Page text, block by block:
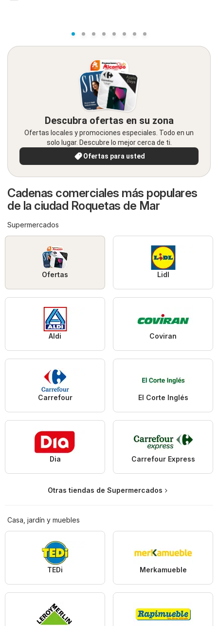
Descubra ofertas en su zona
Ofertas locales y promociones especiales. Todo en un
solo lugar. Descubre lo mejor cerca de ti.
Ofertas para usted
Cadenas comerciales más populares
de la ciudad Roquetas de Mar
Supermercados
Ofertas Lidl
Aldi Coviran
Carrefour El Corte Inglés
Dia Carrefour Express
Otras tiendas de Supermercados
Casa, jardín y muebles
TEDi Merkamueble